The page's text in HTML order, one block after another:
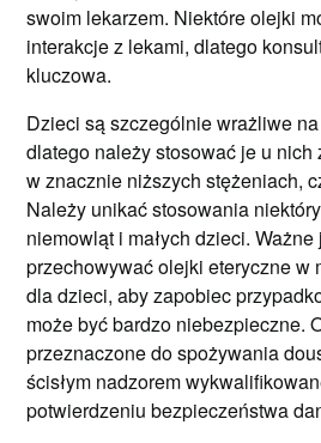
swoim lekarzem. Niektóre olejki
interakcje z lekami, dlatego
kluczowa.
Dzieci są szczególnie wrażliwe
dlatego należy stosować je u nich
w znacznie niższych stężeniach,
Należy unikać stosowania
niemowląt i małych dzieci.
przechowywać olejki eteryczne w
dla dzieci, aby zapobiec
może być bardzo niebezpieczne.
przeznaczone do spożywania
ścisłym nadzorem
potwierdzeniu bezpieczeństwa